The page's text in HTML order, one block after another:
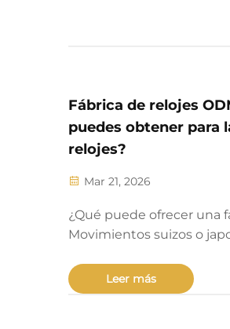
Fábrica de relojes
puedes obtener para
relojes?
Mar 21, 2026
¿Qué puede ofrecer una
Movimientos suizos o
sostenibles y propiedad
Descubra la
Leer más